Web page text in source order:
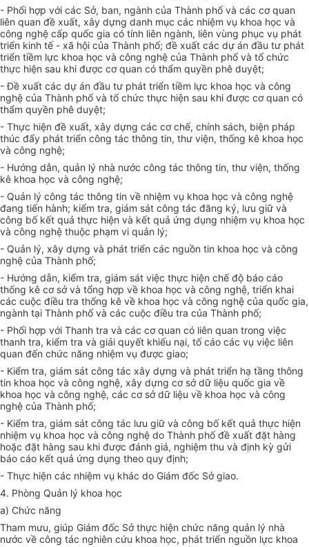
- Phối hợp với các Sở, ban, ngành của Thành phố và các cơ quan
liên quan đề xuất, xây dựng danh mục các nhiệm vụ khoa học và
công nghệ cấp quốc gia có tính liên ngành, liên vùng phục vụ phát
triển kinh tế - xã hội của Thành phố; đề xuất các dự án đầu tư phát
triển tiềm lực khoa học và công nghệ của Thành phố và tổ chức
thực hiện sau khi được cơ quan có thẩm quyền phê duyệt;
- Đề xuất các dự án đầu tư phát triển tiềm lực khoa học và công
nghệ của Thành phố và tổ chức thực hiện sau khi được cơ quan có
thẩm quyền phê duyệt;
- Thực hiện đề xuất, xây dựng các cơ chế, chính sách, biện pháp
thúc đẩy phát triển công tác thông tin, thư viện, thống kê khoa học
và công nghệ;
- Hướng dẫn, quản lý nhà nước công tác thông tin, thư viện, thống
kê khoa học và công nghệ;
- Quản lý công tác thông tin về nhiệm vụ khoa học và công nghệ
đang tiến hành; kiểm tra, giám sát công tác đăng ký, lưu giữ và
công bố kết quả thực hiện và kết quả ứng dụng nhiệm vụ khoa học
và công nghệ thuộc phạm vi quản lý;
- Quản lý, xây dựng và phát triển các nguồn tin khoa học và công
nghệ của Thành phố;
- Hướng dẫn, kiểm tra, giám sát việc thực hiện chế độ báo cáo
thống kê cơ sở và tổng hợp về khoa học và công nghệ, triển khai
các cuộc điều tra thống kê về khoa học và công nghệ của quốc gia,
ngành tại Thành phố và các cuộc điều tra của Thành phố;
- Phối hợp với Thanh tra và các cơ quan có liên quan trong việc
thanh tra, kiểm tra và giải quyết khiếu nại, tố cáo các vụ việc liên
quan đến chức năng nhiệm vụ được giao;
- Kiểm tra, giám sát công tác xây dựng và phát triển hạ tầng thông
tin khoa học và công nghệ, xây dựng cơ sở dữ liệu quốc gia về
khoa học và công nghệ, các cơ sở dữ liệu về khoa học và công
nghệ của Thành phố;
- Kiểm tra, giám sát công tác lưu giữ và công bố kết quả thực hiện
nhiệm vụ khoa học và công nghệ do Thành phố đề xuất đặt hàng
hoặc đặt hàng sau khi được đánh giá, nghiệm thu và định kỳ gửi
báo cáo kết quả ứng dụng theo quy định;
- Thực hiện các nhiệm vụ khác do Giám đốc Sở giao.
4. Phòng Quản lý khoa học
a) Chức năng
Tham mưu, giúp Giám đốc Sở thực hiện chức năng quản lý nhà
nước về công tác nghiên cứu khoa học, phát triển nguồn lực khoa